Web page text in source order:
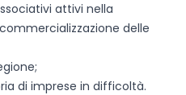
attivi nella
delle
di imprese in difficoltà.